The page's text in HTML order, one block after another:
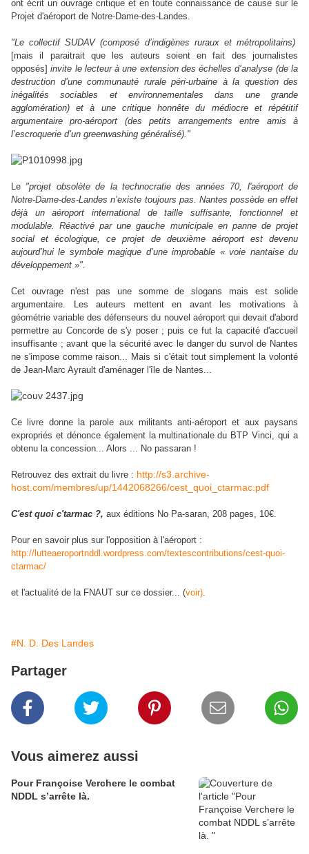
ont écrit un ouvrage critique et en toute connaissance de cause sur le
Projet d'aéroport de Notre-Dame-des-Landes.
"Le collectif SUDAV (composé d’indigènes ruraux et métropolitains)
[mais il paraitrait que les auteurs soient en fait des journalistes
opposés]invite le lecteur à une extension des échelles d’analyse (de la
destruction d’une communauté rurale péri-urbaine à la question des
inégalités sociables et environnementales dans une grande
agglomération) et à une critique honnête du médiocre et répétitif
argumentaire pro-aéroport (des petits arrangements entre amis à
l’escroquerie d’un greenwashing généralisé)."
Le "projet obsolète de la technocratie des années 70, l'aéroport de
Notre-Dame-des-Landes n’existe toujours pas. Nantes possède en effet
déjà un aéroport international de taille suffisante, fonctionnel et
modulable. Réactivé par une gauche municipale en panne de projet
social et écologique, ce projet de deuxième aéroport est devenu
aujourd’hui le symbole magique d’une improbable « voie nantaise du
développement »".
Cet ouvrage n'est pas une somme de slogans mais est solide
argumentaire. Les auteurs mettent en avant les motivations à
géométrie variable des défenseurs du nouvel aéroport qui devait d'abord
permettre au Concorde de s'y poser ; puis ce fut la capacité d'accueil
insuffisante ; avant que la sécurité avec le danger du survol de Nantes
ne s'impose comme raison... Mais si c'était tout simplement la volonté
de Jean-Marc Ayrault d'aménager l'île de Nantes...
Ce livre donne la parole aux militants anti-aéroport et aux paysans
expropriés et dénonce également la multinationale du BTP Vinci, qui a
obtenu la concession... Alors ... No passaran !
Retrouvez des extrait du livre : http://s3.archive-
host.com/membres/up/1442068266/cest_quoi_ctarmac.pdf
C'est quoi c'tarmac ?, aux éditions No Pa-saran, 208 pages, 10€.
Pour en savoir plus sur l'opposition à l'aéroport :
http://lutteaeroportnddl.wordpress.com/textescontributions/cest-quoi-
ctarmac/
et l'actualité de la FNAUT sur ce dossier... (voir).
#N. D. Des Landes
Partager
Vous aimerez aussi
Pour Françoise Verchere le combat
NDDL s’arrête là.